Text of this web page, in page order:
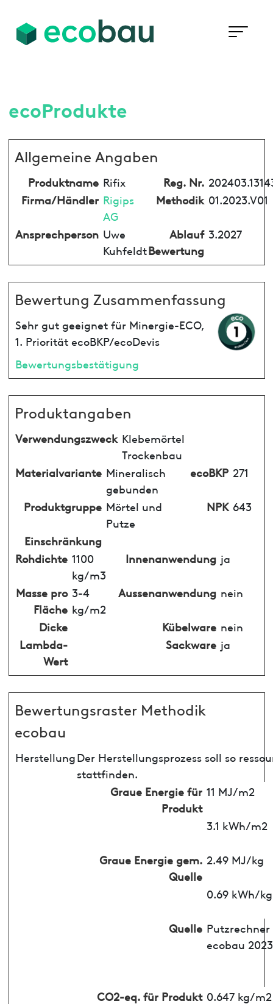
ecoProdukte
Allgemeine Angaben
Produktname Rifix Reg. Nr.
Firma/Händler Rigips
AG
Methodik 01.2023.V01
Ansprechperson Uwe
Kuhfeldt
Ablauf
Bewertung
3.2027
Bewertung Zusammenfassung
Sehr gut geeignet für Minergie-ECO,
1. Priorität ecoBKP/ecoDevis
Bewertungsbestätigung
Produktangaben
Verwendungszweck Klebemörtel
Trockenbau
Materialvariante Mineralisch
gebunden
ecoBKP 271
Produktgruppe Mörtel und
Putze
NPK 643
Einschränkung
Rohdichte 1100
kg/m3
Innenanwendung ja
Masse pro
Fläche
3-4
kg/m2
Aussenanwendung nein
Dicke Kübelware nein
Lambda-
Wert
Sackware ja
Bewertungsraster Methodik
ecobau
HerstellungDer Herstellungsprozess soll so
stattfinden.
Graue Energie für
Produkt
11 MJ/m2
3.1 kWh/m2
Graue Energie gem.
Quelle
2.49 MJ/kg
0.69 kWh/kg
Quelle Putzrechner
ecobau 2023
CO2-eq. für Produkt 0.647 kg/m2